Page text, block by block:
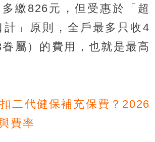
繳826元，但受惠於「超
」原則，全戶最多只收4
屬）的費用，也就是最高
二代健保補充保費？2026
費率